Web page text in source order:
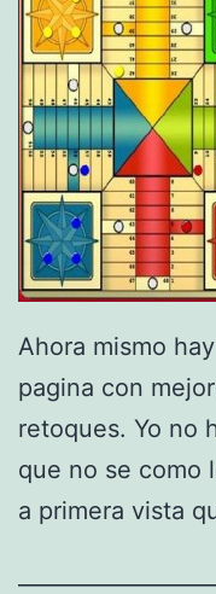
Ahora mismo
pagina con
retoques. Yo no
que no se como
a primera vista